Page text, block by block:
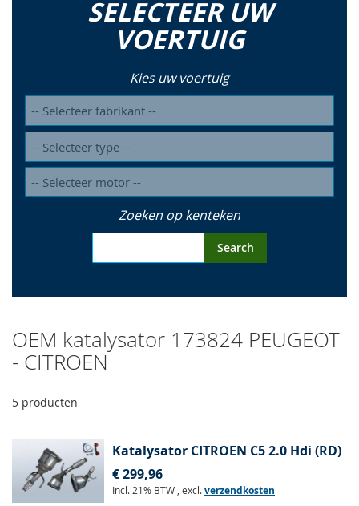
SELECTEER UW
VOERTUIG
Kies uw voertuig
Zoeken op kenteken
Search
OEM katalysator 173824 PEUGEOT
- CITROEN
5 producten
Katalysator CITROEN C5 2.0 Hdi (RD)
€ 299,96
Incl. 21% BTW , excl.verzendkosten